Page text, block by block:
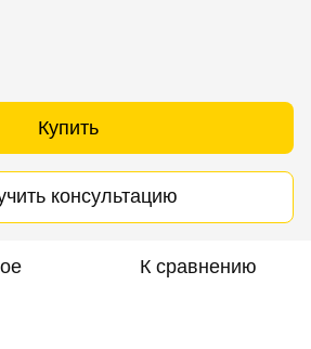
Купить
консультацию
К сравнению